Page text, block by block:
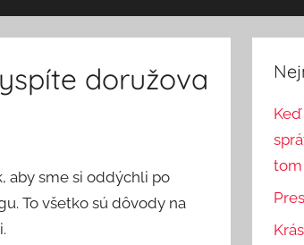
doružova
aby sme si oddýchli po
To všetko sú dôvody na
tom